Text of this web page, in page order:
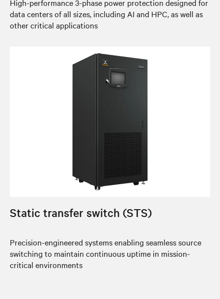
High-performance 3-phase power protection designed for
data centers of all sizes, including AI and HPC, as well as
other critical applications
Static transfer switch (STS)
Precision-engineered systems enabling seamless source
switching to maintain continuous uptime in mission-
critical environments